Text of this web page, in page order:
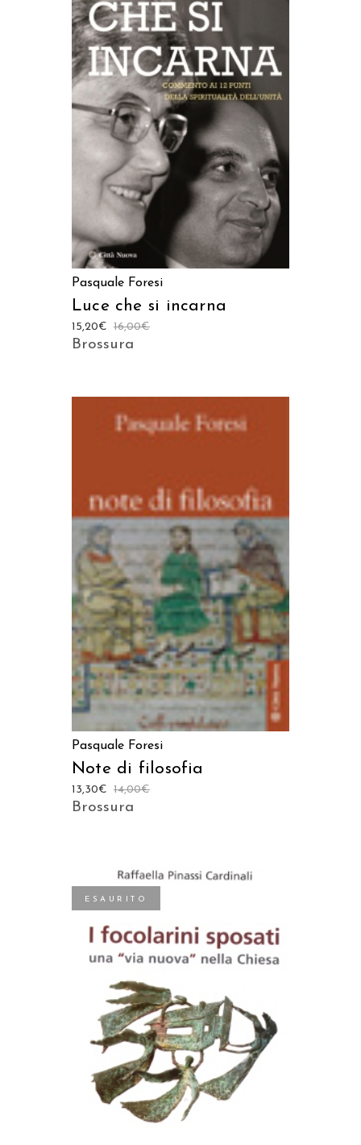
AGGIUNGI AL CARRELLO
Pasquale Foresi
Luce che si incarna
16,00€
15,20€
Brossura
AGGIUNGI AL CARRELLO
Pasquale Foresi
Note di filosofia
14,00€
13,30€
Brossura
ESAURITO
LEGGI TUTTO